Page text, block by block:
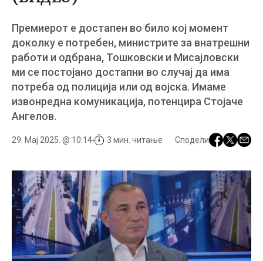
Премиерот е достапен во било кој момент
доколку е потребен, министрите за внатрешни
работи и одбрана, Тошковски и Мисајловски
ми се постојано достапни во случај да има
потреба од полиција или од војска. Имаме
извонредна комуникација, потенцира Стојаче
Ангелов.
29. Мај 2025. @ 10:14 3 мин. читање Сподели